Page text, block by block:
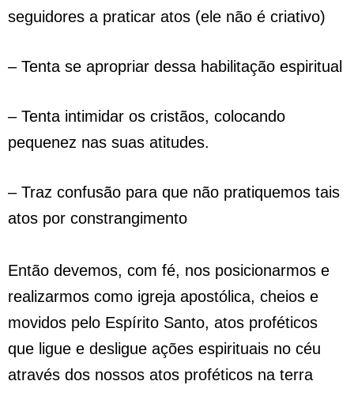
seguidores a praticar atos (ele não é criativo)
– Tenta se apropriar dessa habilitação espiritual
– Tenta intimidar os cristãos, colocando
pequenez nas suas atitudes.
– Traz confusão para que não pratiquemos tais
atos por constrangimento
Então devemos, com fé, nos posicionarmos e
realizarmos como igreja apostólica, cheios e
movidos pelo Espírito Santo, atos proféticos
que ligue e desligue ações espirituais no céu
através dos nossos atos proféticos na terra